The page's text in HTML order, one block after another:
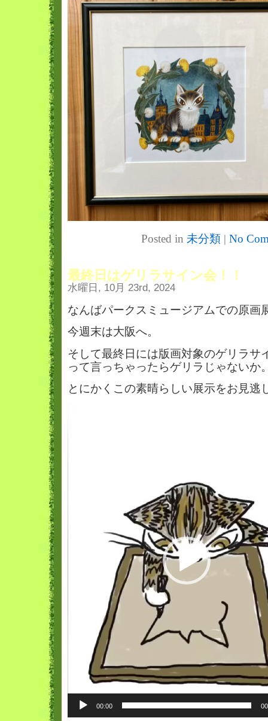
Posted in 未分類 | No
最終日はゲリラサイン会！！
水曜日, 10月 23rd, 2024
なんばパークスミュージアムでの原画
今週末は大阪へ。
そして最終日には版画対象のゲリラサ
って言っちゃったらゲリラじゃないか
とにかくこの素晴らしい展示をお見逃
00:00